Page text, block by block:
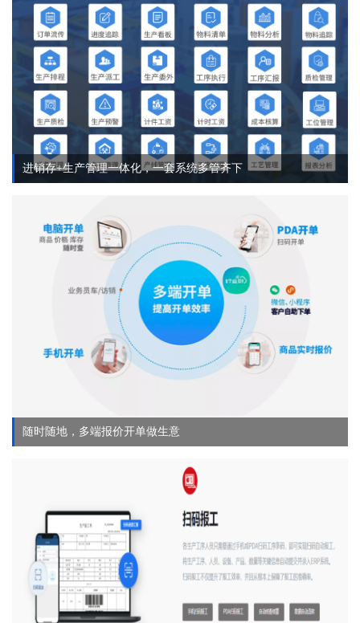
进销存+生产管理一体化，一套系统多管齐下
随时随地，多端报价开单做生意